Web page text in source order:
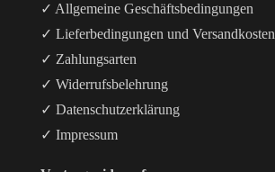
✓ Allgemeine Geschäftsbedingungen
✓ Lieferbedingungen und Versandkosten
✓ Zahlungsarten
✓ Widerrufsbelehrung
✓ Datenschutzerklärung
✓ Impressum